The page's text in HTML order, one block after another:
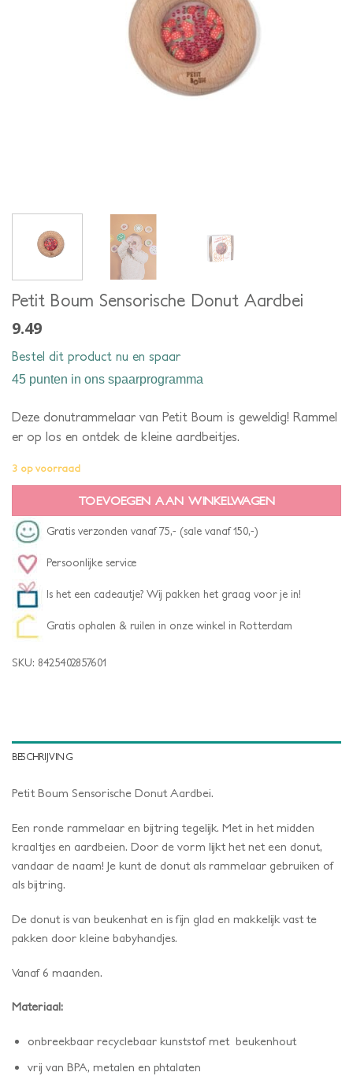
Petit Boum Sensorische Donut Aardbei
9.49
Bestel dit product nu en spaar
45 punten in ons spaarprogramma
Deze donutrammelaar van Petit Boum is geweldig! Rammel
er op los en ontdek de kleine aardbeitjes.
3 op voorraad
TOEVOEGEN AAN WINKELWAGEN
Gratis verzonden vanaf 75,- (sale vanaf 150,-)
Persoonlijke service
Is het een cadeautje? Wij pakken het graag voor je in!
Gratis ophalen & ruilen in onze winkel in Rotterdam
SKU: 8425402857601
BESCHRIJVING
Petit Boum Sensorische Donut Aardbei.
Een ronde rammelaar en bijtring tegelijk. Met in het midden
kraaltjes en aardbeien. Door de vorm lijkt het net een donut,
vandaar de naam! Je kunt de donut als rammelaar gebruiken of
als bijtring.
De donut is van beukenhat en is fijn glad en makkelijk vast te
pakken door kleine babyhandjes.
Vanaf 6 maanden.
Materiaal:
onbreekbaar recyclebaar kunststof met beukenhout
vrij van BPA, metalen en phtalaten